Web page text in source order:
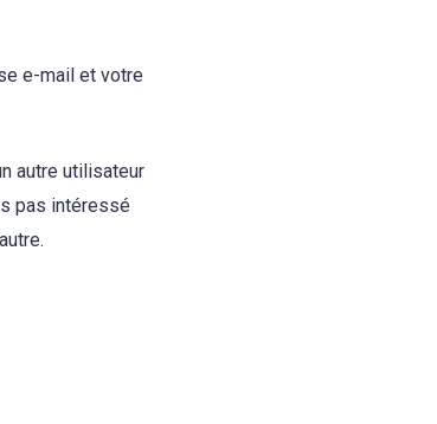
e-mail et votre
autre utilisateur
pas intéressé